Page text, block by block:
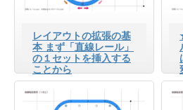
レイアウトの拡張の基
本 まず「直線レール」
の１セットを挿入する
ことから